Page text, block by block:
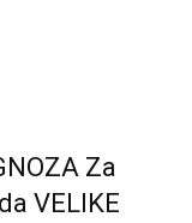
Za
VELIKE